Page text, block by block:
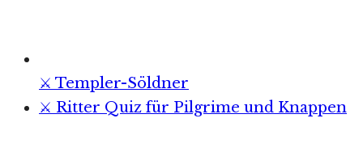
⚔️ Templer-Söldner
⚔️ Ritter Quiz für Pilgrime und Knappen